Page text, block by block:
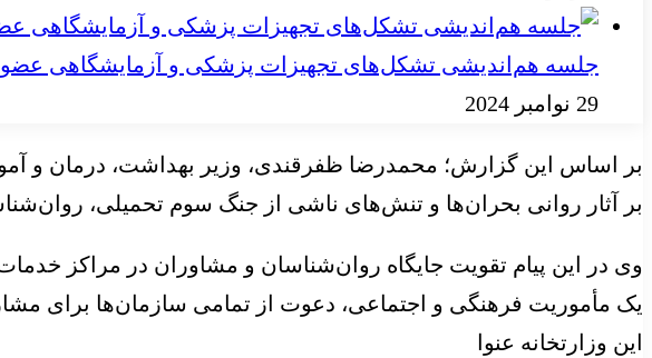
جلسه هم‌اندیشی تشکل‌های تجهیزات پزشکی و آزمایشگاهی عضو
29 نوامبر 2024
بر اساس این گزارش؛ محمدرضا ظفرقندی، وزیر بهداشت، درمان و
بر آثار روانی بحران‌ها و تنش‌های ناشی از جنگ سوم تحمیلی،
وی در این پیام تقویت جایگاه روان‌شناسان و مشاوران در مراکز
یک مأموریت فرهنگی و اجتماعی، دعوت از تمامی سازمان‌ها برای
این وزارتخانه عنوا